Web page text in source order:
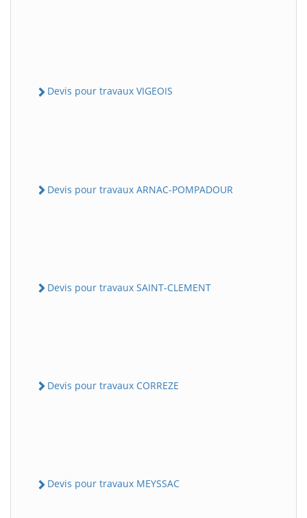
Devis pour travaux VIGEOIS
Devis pour travaux ARNAC-POMPADOUR
Devis pour travaux SAINT-CLEMENT
Devis pour travaux CORREZE
Devis pour travaux MEYSSAC